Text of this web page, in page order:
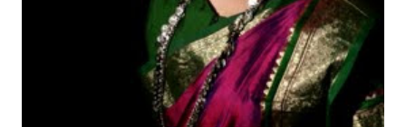
das mudanças históricas no mundo árabe nos últimos dois
anos, em que milhões foram às ruas para exigir mudanças.
Em outras partes do mundo, os “99%” fizeram suas vozes
serem ouvidas através ...